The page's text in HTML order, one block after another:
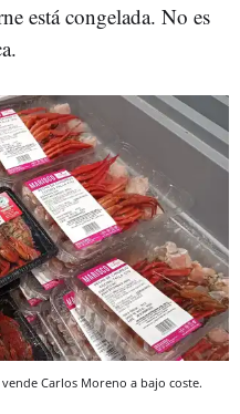
está congelada. No es
Carlos Moreno a bajo coste.